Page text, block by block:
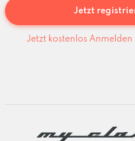
Jetzt
Jetzt kostenlos Anmelden